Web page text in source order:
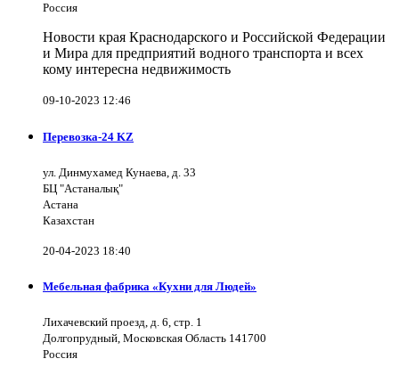
Россия
Новости края Краснодарского и Российской Федерации
и Мира для предприятий водного транспорта и всех
кому интересна недвижимость
09-10-2023 12:46
Перевозка-24 KZ
ул. Динмухамед Кунаева, д. 33
БЦ "Астаналық"
Астана
Казахстан
20-04-2023 18:40
Мебельная фабрика «Кухни для Людей»
Лихачевский проезд, д. 6, стр. 1
Долгопрудный, Московская Область 141700
Россия